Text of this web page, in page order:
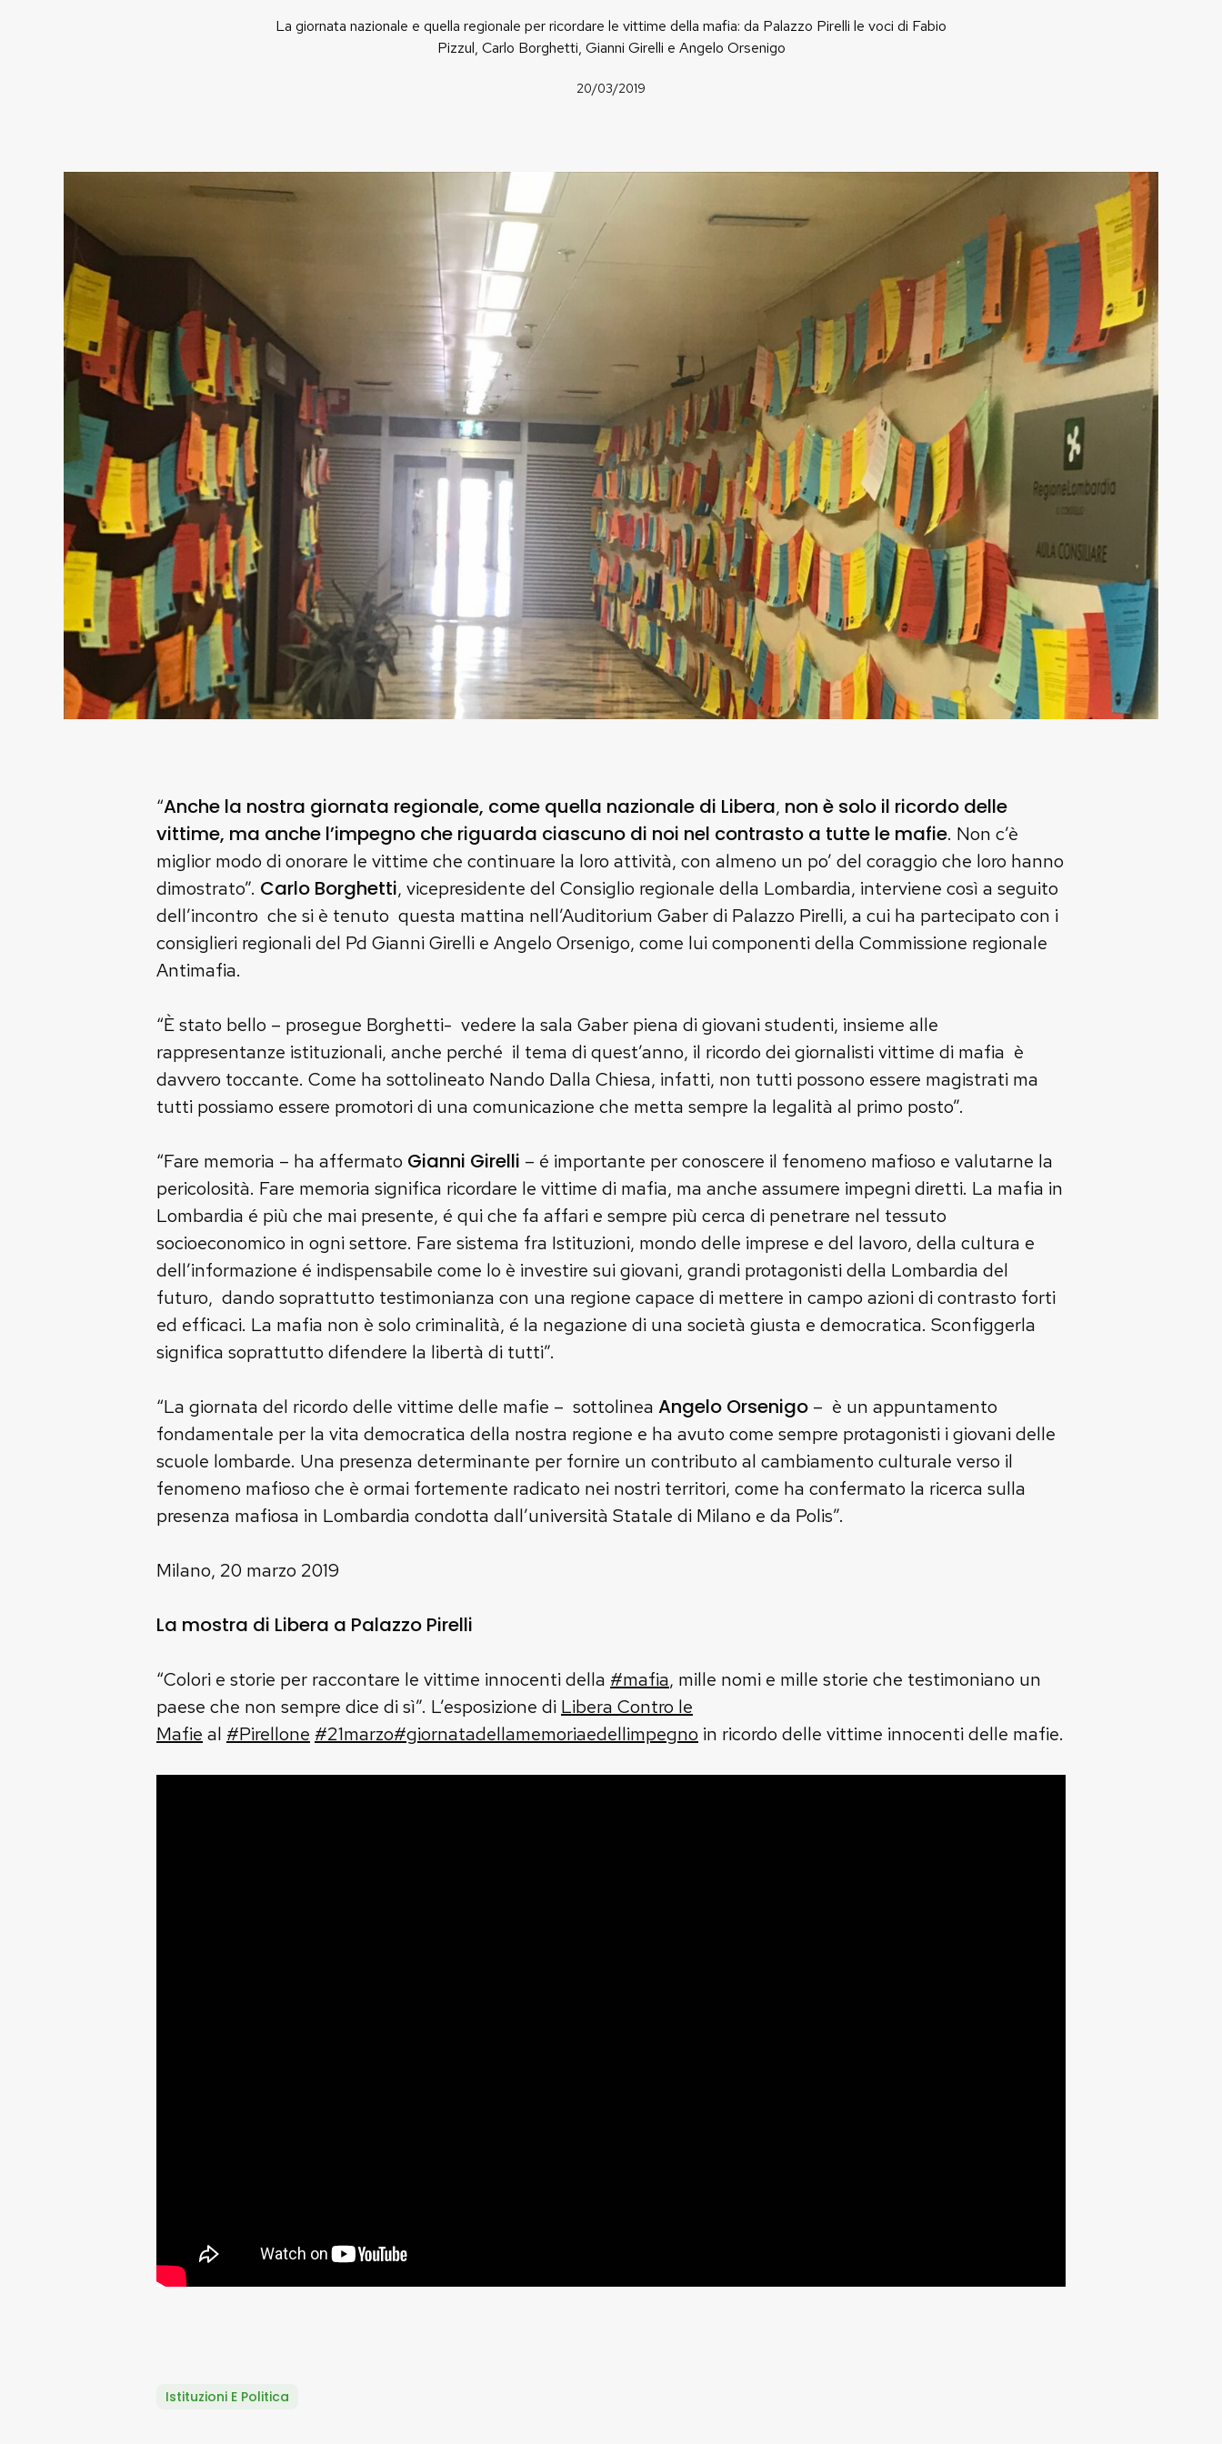
La giornata nazionale e quella regionale per ricordare le vittime della mafia: da Palazzo Pirelli le voci di Fabio
Pizzul, Carlo Borghetti, Gianni Girelli e Angelo Orsenigo
20/03/2019
“Anche la nostra giornata regionale, come quella nazionale di Libera, non è solo il ricordo delle
vittime, ma anche l’impegno che riguarda ciascuno di noi nel contrasto a tutte le mafie. Non c’è
miglior modo di onorare le vittime che continuare la loro attività, con almeno un po’ del coraggio che loro hanno
dimostrato”. Carlo Borghetti, vicepresidente del Consiglio regionale della Lombardia, interviene così a seguito
dell’incontro che si è tenuto questa mattina nell’Auditorium Gaber di Palazzo Pirelli, a cui ha partecipato con i
consiglieri regionali del Pd Gianni Girelli e Angelo Orsenigo, come lui componenti della Commissione regionale
Antimafia.
“È stato bello – prosegue Borghetti- vedere la sala Gaber piena di giovani studenti, insieme alle
rappresentanze istituzionali, anche perché il tema di quest’anno, il ricordo dei giornalisti vittime di mafia è
davvero toccante. Come ha sottolineato Nando Dalla Chiesa, infatti, non tutti possono essere magistrati ma
tutti possiamo essere promotori di una comunicazione che metta sempre la legalità al primo posto”.
“Fare memoria – ha affermato Gianni Girelli – é importante per conoscere il fenomeno mafioso e valutarne la
pericolosità. Fare memoria significa ricordare le vittime di mafia, ma anche assumere impegni diretti. La mafia in
Lombardia é più che mai presente, é qui che fa affari e sempre più cerca di penetrare nel tessuto
socioeconomico in ogni settore. Fare sistema fra Istituzioni, mondo delle imprese e del lavoro, della cultura e
dell’informazione é indispensabile come lo è investire sui giovani, grandi protagonisti della Lombardia del
futuro, dando soprattutto testimonianza con una regione capace di mettere in campo azioni di contrasto forti
ed efficaci. La mafia non è solo criminalità, é la negazione di una società giusta e democratica. Sconfiggerla
significa soprattutto difendere la libertà di tutti”.
“La giornata del ricordo delle vittime delle mafie – sottolinea Angelo Orsenigo – è un appuntamento
fondamentale per la vita democratica della nostra regione e ha avuto come sempre protagonisti i giovani delle
scuole lombarde. Una presenza determinante per fornire un contributo al cambiamento culturale verso il
fenomeno mafioso che è ormai fortemente radicato nei nostri territori, come ha confermato la ricerca sulla
presenza mafiosa in Lombardia condotta dall’università Statale di Milano e da Polis”.
Milano, 20 marzo 2019
La mostra di Libera a Palazzo Pirelli
“Colori e storie per raccontare le vittime innocenti della #mafia, mille nomi e mille storie che testimoniano un
paese che non sempre dice di sì”. L’esposizione di Libera Contro le
Mafie al #Pirellone #21marzo#giornatadellamemoriaedellimpegno in ricordo delle vittime innocenti delle mafie.
Istituzioni E Politica